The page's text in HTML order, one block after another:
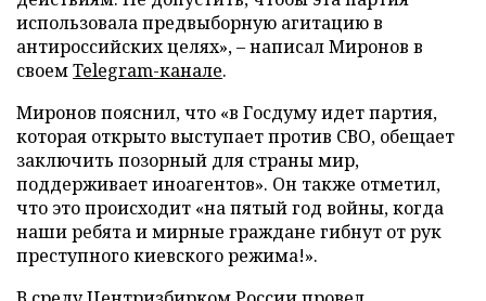
использовала предвыборную агитацию в
антироссийских целях», – написал Миронов в
своемTelegram-канале.
Миронов пояснил, что «в Госдуму идет партия,
которая открыто выступает против СВО, обещает
заключить позорный для страны мир,
поддерживает иноагентов». Он также отметил,
что это происходит «на пятый год войны, когда
наши ребята и мирные граждане гибнут от рук
преступного киевского режима!».